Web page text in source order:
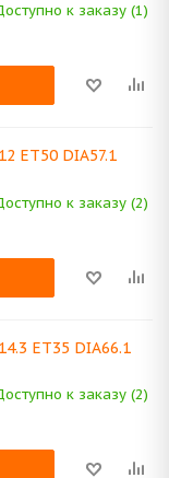
к заказу (1)
ET50 DIA57.1
к заказу (2)
ET35 DIA66.1
к заказу (2)